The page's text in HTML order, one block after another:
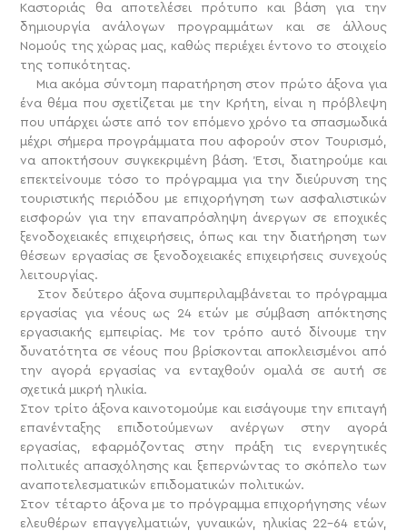
Καστοριάς θα αποτελέσει πρότυπο και βάση για την
δημιουργία ανάλογων προγραμμάτων και σε άλλους
Νομούς της χώρας μας, καθώς περιέχει έντονο το στοιχείο
της τοπικότητας.
Μια ακόμα σύντομη παρατήρηση στον πρώτο άξονα για
ένα θέμα που σχετίζεται με την Κρήτη, είναι η πρόβλεψη
που υπάρχει ώστε από τον επόμενο χρόνο τα σπασμωδικά
μέχρι σήμερα προγράμματα που αφορούν στον Τουρισμό,
να αποκτήσουν συγκεκριμένη βάση. Έτσι, διατηρούμε και
επεκτείνουμε τόσο το πρόγραμμα για την διεύρυνση της
τουριστικής περιόδου με επιχορήγηση των ασφαλιστικών
εισφορών για την επαναπρόσληψη άνεργων σε εποχικές
ξενοδοχειακές επιχειρήσεις, όπως και την διατήρηση των
θέσεων εργασίας σε ξενοδοχειακές επιχειρήσεις συνεχούς
λειτουργίας.
Στον δεύτερο άξονα συμπεριλαμβάνεται το πρόγραμμα
εργασίας για νέους ως 24 ετών με σύμβαση απόκτησης
εργασιακής εμπειρίας. Με τον τρόπο αυτό δίνουμε την
δυνατότητα σε νέους που βρίσκονται αποκλεισμένοι από
την αγορά εργασίας να ενταχθούν ομαλά σε αυτή σε
σχετικά μικρή ηλικία.
Στον τρίτο άξονα καινοτομούμε και εισάγουμε την επιταγή
επανένταξης επιδοτούμενων ανέργων στην αγορά
εργασίας, εφαρμόζοντας στην πράξη τις ενεργητικές
πολιτικές απασχόλησης και ξεπερνώντας το σκόπελο των
αναποτελεσματικών επιδοματικών πολιτικών.
Στον τέταρτο άξονα με το πρόγραμμα επιχορήγησης νέων
ελευθέρων επαγγελματιών, γυναικών, ηλικίας 22-64 ετών,